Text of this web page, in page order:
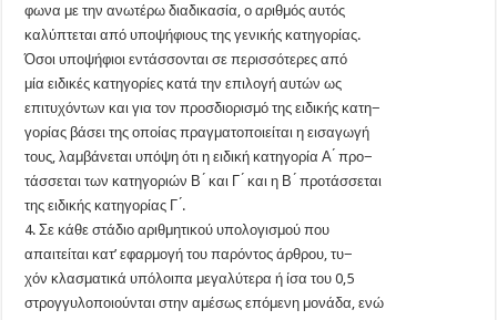
φωνα με την ανωτέρω διαδικασία, ο αριθμός αυτός
καλύπτεται από υποψήφιους της γενικής κατηγορίας.
Όσοι υποψήφιοι εντάσσονται σε περισσότερες από
μία ειδικές κατηγορίες κατά την επιλογή αυτών ως
επιτυχόντων και για τον προσδιορισμό της ειδικής κατη−
γορίας βάσει της οποίας πραγματοποιείται η εισαγωγή
τους, λαμβάνεται υπόψη ότι η ειδική κατηγορία Α ́ προ−
τάσσεται των κατηγοριών Β ́ και Γ ́ και η Β ́ προτάσσεται
της ειδικής κατηγορίας Γ ́.
4. Σε κάθε στάδιο αριθμητικού υπολογισμού που
απαιτείται κατ’ εφαρμογή του παρόντος άρθρου, τυ−
χόν κλασματικά υπόλοιπα μεγαλύτερα ή ίσα του 0,5
στρογγυλοποιούνται στην αμέσως επόμενη μονάδα, ενώ